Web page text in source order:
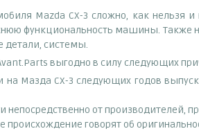
Mazda CX-3 сложно, как нельзя
функциональность машины. Также
детали, системы.
выгодно в силу следующих
Мазда СХ-3 следующих годов
от производителей,
говорят об